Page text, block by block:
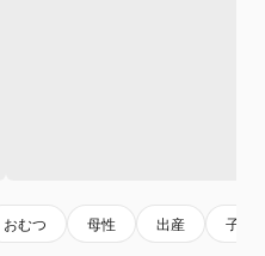
おむつ 母性 出産 子育